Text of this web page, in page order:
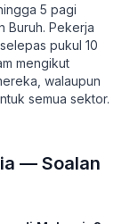
5 pagi
Buruh. Pekerja
pukul 10
mengikut
walaupun
semua sektor.
— Soalan